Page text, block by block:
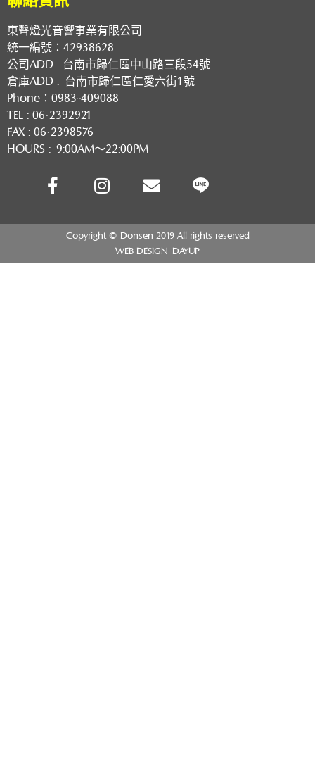
東聲燈光音響事業有限公司
統一編號：42938628
公司ADD : 台南市歸仁區中山路三段54號
倉庫ADD : 台南市歸仁區仁愛六街1號​
Phone： 0983-409088
TEL : 06-2392921
FAX : 06-2398576
HOURS : 9:00AM～22:00PM
Copyright © Donsen 2019 All rights reserved
WEB DESIGN DAYUP